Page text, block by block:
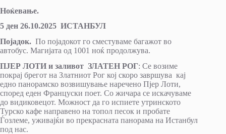
Ноќевање.
5 ден 26.10.2025 ИСТАНБУЛ
Појадок. По појадокот го сместуваме багажот во
автобус. Магијата од 1001 ноќ продолжува.
ПЈЕР ЛОТИ и заливот ЗЛАТЕН РОГ: Се возиме
покрај брегот на Златниот Рог кој скоро завршува кај
едно панорамско возвишување наречено Пјер Лоти,
според еден Француски поет. Со жичара се искачуваме
до видиковецот. Можност да го испиете утринското
Турско кафе направено на топол песок и пробате
Ѓозлеме, уживајќи во прекрасната панорама на Истанбул
под нас.